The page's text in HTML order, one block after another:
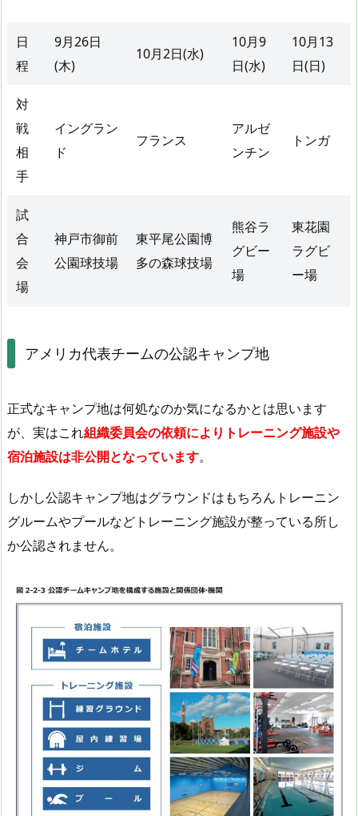
日
程
9月26日
(木)
10月2日(水)
10月9
日(水)
10月13
日(日)
対
戦
相
手
イングラン
ド
フランス
アルゼ
ンチン
トンガ
試
合
会
場
神戸市御前
公園球技場
東平尾公園博
多の森球技場
熊谷ラ
グビー
場
東花園
ラグビ
ー場
アメリカ代表チームの公認キャンプ地
正式なキャンプ地は何処なのか気になるかとは思います
が、実はこれ組織委員会の依頼によりトレーニング施設や
宿泊施設は非公開となっています。
しかし公認キャンプ地はグラウンドはもちろんトレーニン
グルームやプールなどトレーニング施設が整っている所し
か公認されません。